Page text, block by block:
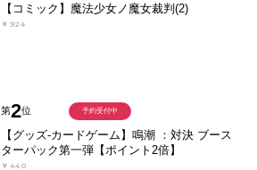
【コミック】魔法少女ノ魔女裁判(2)
￥924
第2位
【グッズ-カードゲーム】鳴潮 ：対決 ブース
ターパック第一弾【ポイント2倍】
￥440
予約受付中